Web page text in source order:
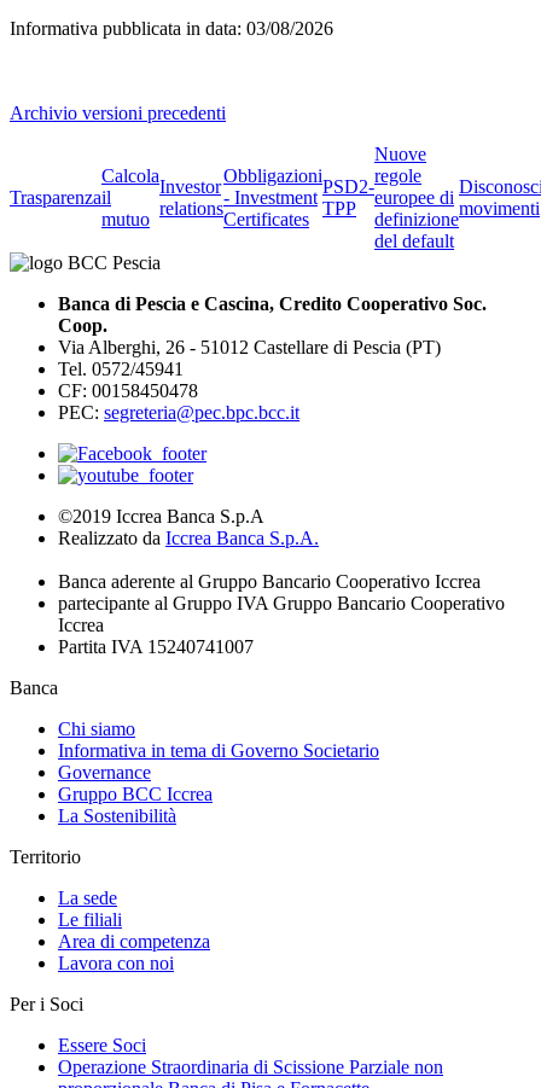
Informativa pubblicata in data: 03/08/2026
Archivio versioni precedenti
Trasparenza
Calcola
il
mutuo
Investor
relations
Obbligazioni
- Investment
Certificates
PSD2-
TPP
Nuove
regole
europee di
definizione
del default
movimenti
Banca di Pescia e Cascina, Credito Cooperativo Soc.
Coop.
Via Alberghi, 26 - 51012 Castellare di Pescia (PT)
Tel. 0572/45941
CF: 00158450478
PEC: segreteria@pec.bpc.bcc.it
©2019 Iccrea Banca S.p.A
Realizzato da Iccrea Banca S.p.A.
Banca aderente al Gruppo Bancario Cooperativo Iccrea
partecipante al Gruppo IVA Gruppo Bancario Cooperativo
Iccrea
Partita IVA 15240741007
Banca
Chi siamo
Informativa in tema di Governo Societario
Governance
Gruppo BCC Iccrea
La Sostenibilità
Territorio
La sede
Le filiali
Area di competenza
Lavora con noi
Per i Soci
Essere Soci
Operazione Straordinaria di Scissione Parziale non